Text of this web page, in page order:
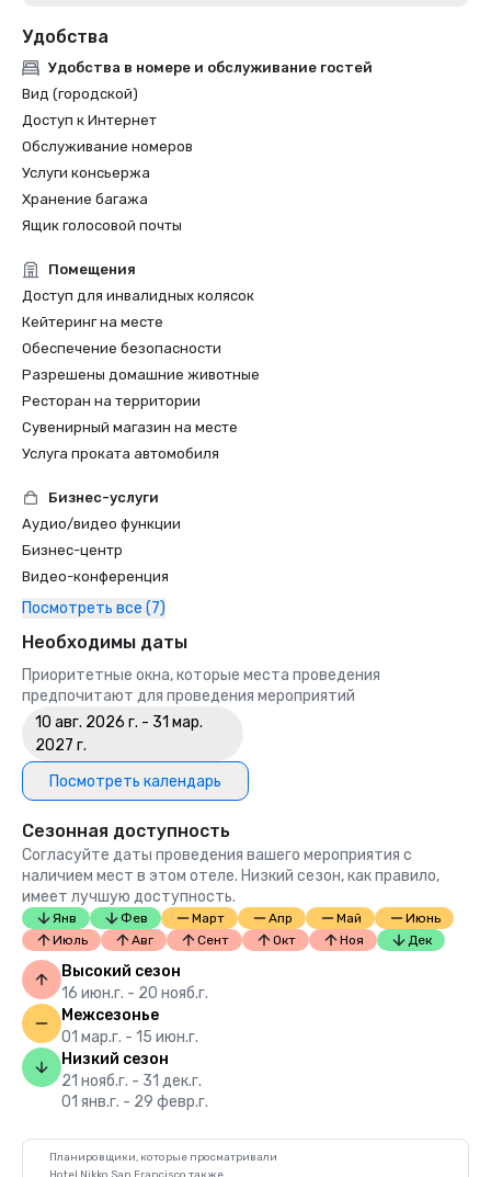
Удобства
Удобства в номере и обслуживание гостей
Вид (городской)
Доступ к Интернет
Обслуживание номеров
Услуги консьержа
Хранение багажа
Ящик голосовой почты
Помещения
Доступ для инвалидных колясок
Кейтеринг на месте
Обеспечение безопасности
Разрешены домашние животные
Ресторан на территории
Сувенирный магазин на месте
Услуга проката автомобиля
Бизнес-услуги
Аудио/видео функции
Бизнес-центр
Видео-конференция
Посмотреть все (7)
Необходимы даты
Приоритетные окна, которые места проведения
предпочитают для проведения мероприятий
10 авг. 2026 г. - 31 мар.
2027 г.
Посмотреть календарь
Сезонная доступность
Согласуйте даты проведения вашего мероприятия с
наличием мест в этом отеле. Низкий сезон, как правило,
имеет лучшую доступность.
Янв Фев Март Апр Май
Июнь
Июль
Авг Сент Окт Ноя Дек
Высокий сезон
16 июн.г. - 20 нояб.г.
Межсезонье
01 мар.г. - 15 июн.г.
Низкий сезон
21 нояб.г. - 31 дек.г.
01 янв.г. - 29 февр.г.
Планировщики, которые просматривали